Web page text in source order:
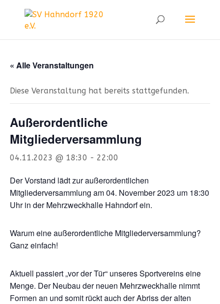
« Alle Veranstaltungen
Diese Veranstaltung hat bereits stattgefunden.
Außerordentliche
Mitgliederversammlung
04.11.2023 @ 18:30 - 22:00
Der Vorstand lädt zur außerordentlichen
Mitgliederversammlung am 04. November 2023 um 18:30
Uhr in der Mehrzweckhalle Hahndorf ein.
Warum eine außerordentliche Mitgliederversammlung?
Ganz einfach!
Aktuell passiert „vor der Tür“ unseres Sportvereins eine
Menge. Der Neubau der neuen Mehrzweckhalle nimmt
Formen an und somit rückt auch der Abriss der alten